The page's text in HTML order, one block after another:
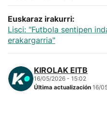
Atletismo
Carreras de montaña
Más deportes
Euskaraz irakurri:
Lisci: "Futbola sentipen
erakargarria"
KIROLAK EITB
16/05/2026 - 15:02
Última actualización 16/